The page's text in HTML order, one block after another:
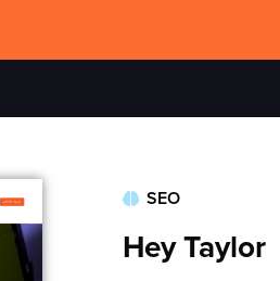
SEO
Hey Taylor